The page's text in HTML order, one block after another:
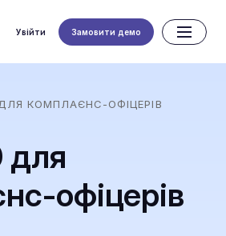
Увійти Замовити демо
КОМПЛАЄНС-ОФІЦЕРІВ
для
офіцерів